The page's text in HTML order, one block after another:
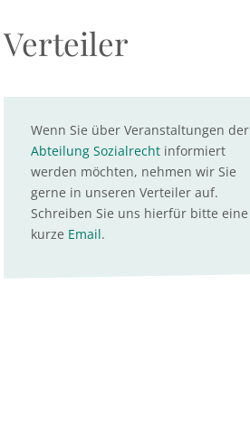
Verteiler
Wenn Sie über Veranstaltungen der
Abteilung Sozialrechtinformiert
werden möchten, nehmen wir Sie
gerne in unseren Verteiler auf.
Schreiben Sie uns hierfür bitte eine
kurze Email.